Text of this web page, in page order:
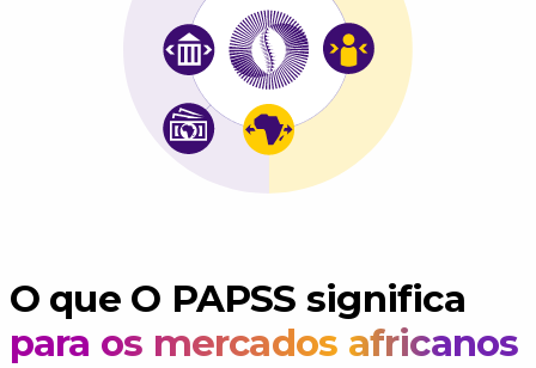
O que O PAPSS significa
para os mercados africanos